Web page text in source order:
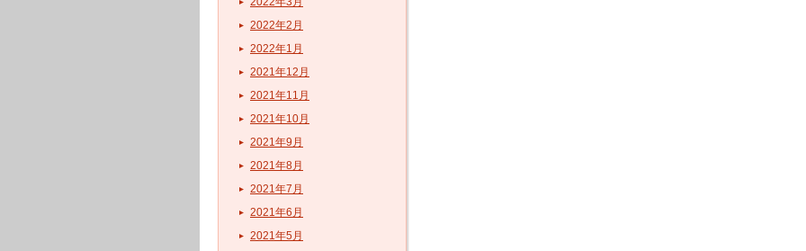
2022年2月
2022年1月
2021年12月
2021年11月
2021年10月
2021年9月
2021年8月
2021年7月
2021年6月
2021年5月